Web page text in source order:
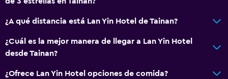
¿A qué distancia está Lan Yin Hotel de Tainan?
¿Cuál es la mejor manera de llegar a Lan Yin Hotel
desde Tainan?
¿Ofrece Lan Yin Hotel opciones de comida?